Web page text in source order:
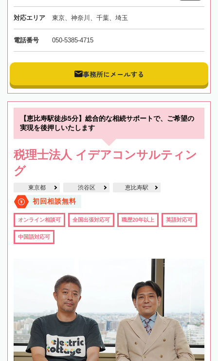
対応エリア 東京、神奈川、千葉、埼玉
電話番号 050-5385-4715
事務所にメールする
【恵比寿駅徒歩5分】総合的な相続サポートで、ご希望の
実現を後押しいたします
税理士法人 イデアコンサルティン
グ
東京都 渋谷区 恵比寿駅
初回相談無料
オンライン相談可 全国出張対応可 職歴20年以上 英語対応可
中国語対応可